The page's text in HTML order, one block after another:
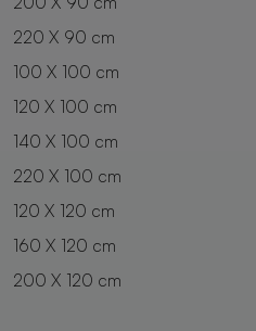
220 X 90 cm
100 X 100 cm
120 X 100 cm
140 X 100 cm
220 X 100 cm
120 X 120 cm
160 X 120 cm
200 X 120 cm